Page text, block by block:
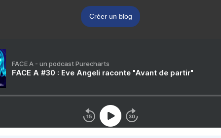
Créer un blog
FACE A - un podcast Purecharts
FACE A #30 : Eve Angeli raconte "Avant de partir"